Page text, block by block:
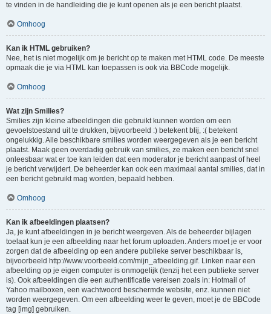
te vinden in de handleiding die je kunt openen als je een bericht plaatst.
Omhoog
Kan ik HTML gebruiken?
Nee, het is niet mogelijk om je bericht op te maken met HTML code. De meeste
opmaak die je via HTML kan toepassen is ook via BBCode mogelijk.
Omhoog
Wat zijn Smilies?
Smilies zijn kleine afbeeldingen die gebruikt kunnen worden om een
gevoelstoestand uit te drukken, bijvoorbeeld :) betekent blij, :( betekent
ongelukkig. Alle beschikbare smilies worden weergegeven als je een bericht
plaatst. Maak geen overdadig gebruik van smilies, ze maken een bericht snel
onleesbaar wat er toe kan leiden dat een moderator je bericht aanpast of heel
je bericht verwijdert. De beheerder kan ook een maximaal aantal smilies, dat in
een bericht gebruikt mag worden, bepaald hebben.
Omhoog
Kan ik afbeeldingen plaatsen?
Ja, je kunt afbeeldingen in je bericht weergeven. Als de beheerder bijlagen
toelaat kun je een afbeelding naar het forum uploaden. Anders moet je er voor
zorgen dat de afbeelding op een andere publieke server beschikbaar is,
bijvoorbeeld http://www.voorbeeld.com/mijn_afbeelding.gif. Linken naar een
afbeelding op je eigen computer is onmogelijk (tenzij het een publieke server
is). Ook afbeeldingen die een authentificatie vereisen zoals in: Hotmail of
Yahoo mailboxen, een wachtwoord beschermde website, enz. kunnen niet
worden weergegeven. Om een afbeelding weer te geven, moet je de BBCode
tag [img] gebruiken.